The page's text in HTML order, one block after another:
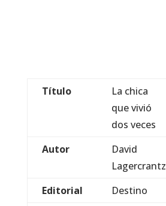
Título
La chica
que vivió
dos veces
Autor
David
Lagercrantz
Editorial
Destino